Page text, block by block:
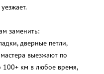
заменить:
дверные петли,
выезжают по
100+ км в любое время,